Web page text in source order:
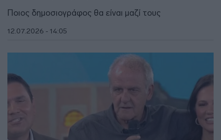
Ποιος δημοσιογράφος θα είναι μαζί τους
12.07.2026 - 14:05